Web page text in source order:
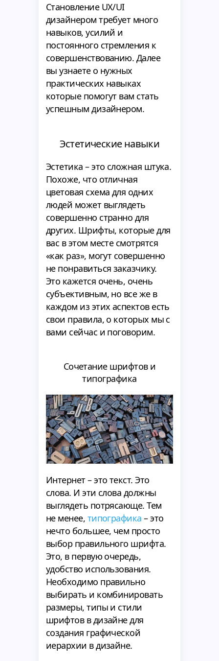
Становление UX/UI
дизайнером требует много
навыков, усилий и
постоянного стремления к
совершенствованию. Далее
вы узнаете о нужных
практических навыках
которые помогут вам стать
успешным дизайнером.
Эстетические навыки
Эстетика – это сложная штука.
Похоже, что отличная
цветовая схема для одних
людей может выглядеть
совершенно странно для
других. Шрифты, которые для
вас в этом месте смотрятся
«как раз», могут совершенно
не понравиться заказчику.
Это кажется очень, очень
субъективным, но все же в
каждом из этих аспектов есть
свои правила, о которых мы с
вами сейчас и поговорим.
Сочетание шрифтов и
типографика
Интернет – это текст. Это
слова. И эти слова должны
выглядеть потрясающе. Тем
не менее, типографика– это
нечто большее, чем просто
выбор правильного шрифта.
Это, в первую очередь,
удобство использования.
Необходимо правильно
выбирать и комбинировать
размеры, типы и стили
шрифтов в дизайне для
создания графической
иерархии в дизайне.